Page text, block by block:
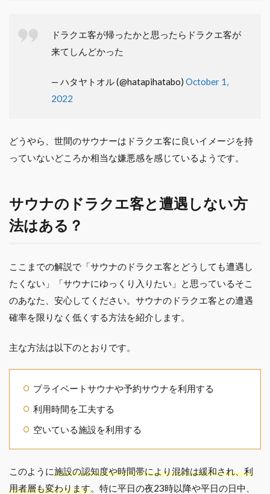
ドラクエ客が帰ったかと思ったらドラクエ客が
来てしんどかった
— ハタヤトオル (@hatapihatabo) October 1,
2022
どうやら、世間のサウナーはドラクエ客に良いイメージを持
っていないどころか相当な嫌悪感を感じているようです。
サウナのドラクエ客と遭遇しない方
法はある？
ここまでの解説で「サウナのドラクエ客とどうしても遭遇し
たくない」「サウナにゆっくり入りたい」と思っているそこ
のあなた、安心してください。サウナのドラクエ客との遭遇
確率を限りなく低くする方法を紹介します。
主な方法は以下のとおりです。
プライベートサウナや予約サウナを利用する
利用時間を工夫する
空いている施設を利用する
このように施設の認知度や時間帯により混雑は緩和され、利
用者層も変わります。特に平日の夜23時以降や平日の日中、